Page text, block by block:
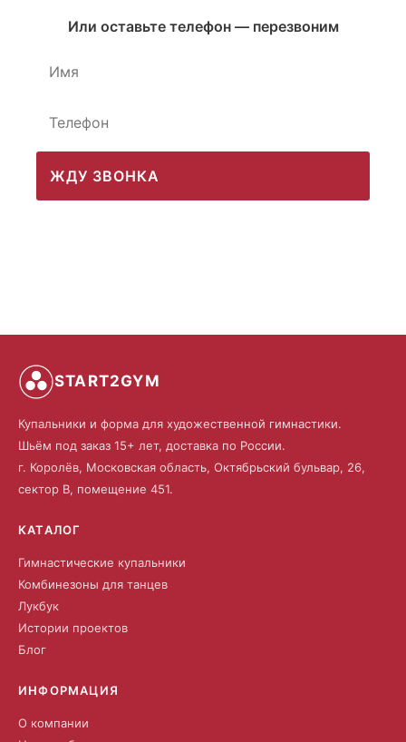
Или оставьте телефон — перезвоним
ЖДУ ЗВОНКА
START2GYM
Купальники и форма для художественной гимнастики.
Шьём под заказ 15+ лет, доставка по России.
г. Королёв, Московская область, Октябрьский бульвар, 26,
сектор В, помещение 451.
КАТАЛОГ
Гимнастические купальники
Комбинезоны для танцев
Лукбук
Истории проектов
Блог
ИНФОРМАЦИЯ
О компании